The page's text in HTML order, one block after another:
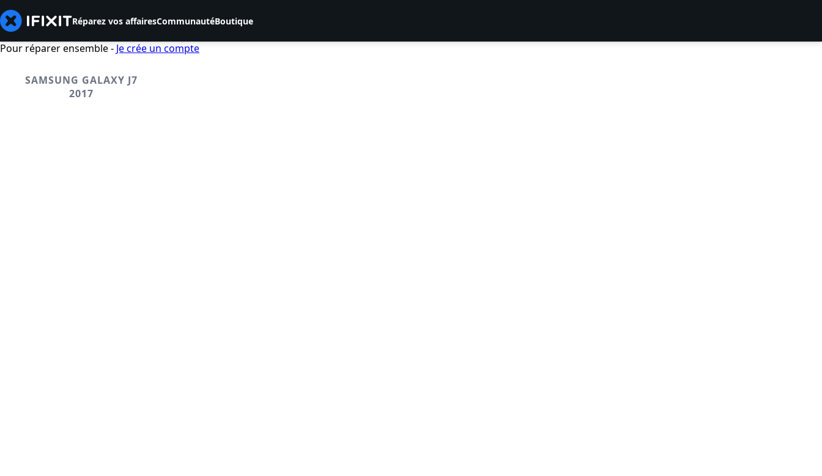
Réparez vos affairesCommunautéBoutique
Pour réparer ensemble - Je crée un compte
SAMSUNG GALAXY J7
2017